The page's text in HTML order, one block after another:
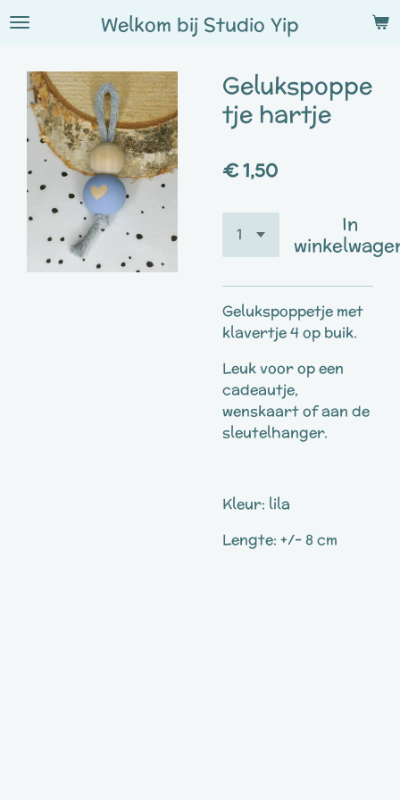
Ga
hoofdinhoud
Welkom bij Studio Yip
Gelukspoppe
tje hartje
€ 1,50
In
Gelukspoppetje met
klavertje 4 op buik.
Leuk voor op een
cadeautje,
wenskaart of aan de
sleutelhanger.
Kleur: lila
Lengte: +/- 8 cm